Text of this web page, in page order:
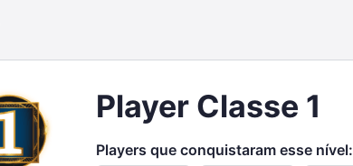
Player Classe 1
Players que conquistaram esse nível: